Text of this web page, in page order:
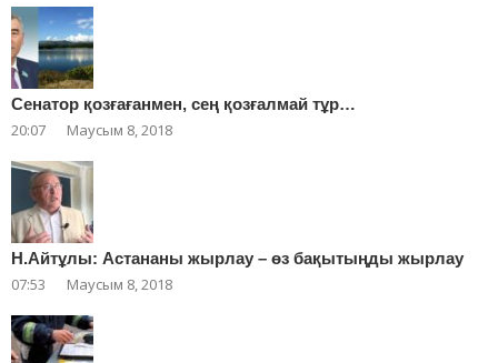
Сенатор қозғағанмен, сең қозғалмай тұр…
20:07 Маусым 8, 2018
Н.Айтұлы: Астананы жырлау – өз бақытыңды жырлау
07:53 Маусым 8, 2018